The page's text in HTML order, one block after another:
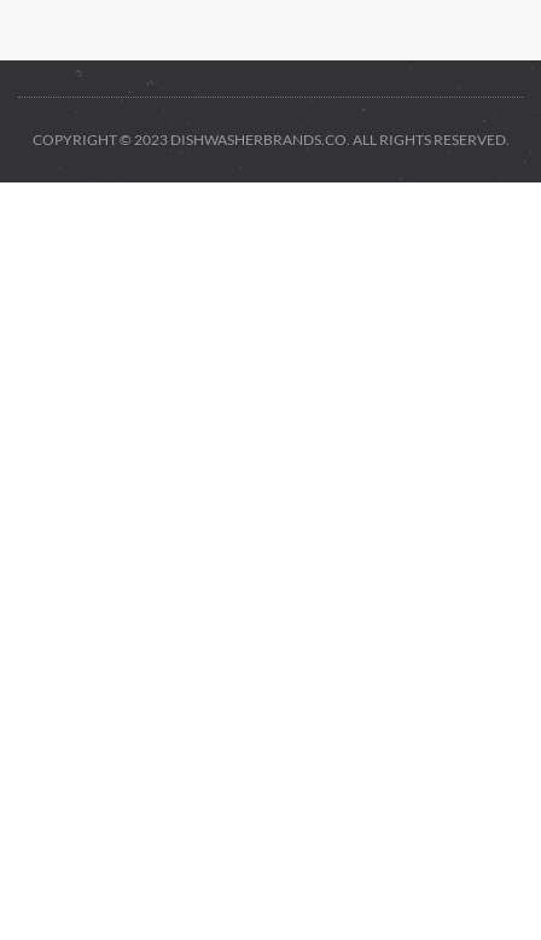
COPYRIGHT © 2023 DISHWASHERBRANDS.CO. ALL RIGHTS RESERVED.